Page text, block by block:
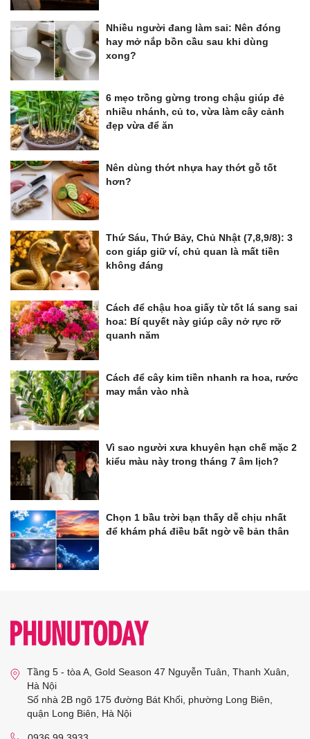
Nhiều người đang làm sai: Nên đóng
hay mở nắp bồn cầu sau khi dùng
xong?
6 mẹo trồng gừng trong chậu giúp đẻ
nhiều nhánh, củ to, vừa làm cây cảnh
đẹp vừa để ăn
Nên dùng thớt nhựa hay thớt gỗ tốt
hơn?
Thứ Sáu, Thứ Bảy, Chủ Nhật (7,8,9/8): 3
con giáp giữ ví, chủ quan là mất tiền
không đáng
Cách để chậu hoa giấy từ tốt lá sang sai
hoa: Bí quyết này giúp cây nở rực rỡ
quanh năm
Cách để cây kim tiền nhanh ra hoa, rước
may mắn vào nhà
Vì sao người xưa khuyên hạn chế mặc 2
kiểu màu này trong tháng 7 âm lịch?
Chọn 1 bầu trời bạn thấy dễ chịu nhất
để khám phá điều bất ngờ về bản thân
Tầng 5 - tòa A, Gold Season 47 Nguyễn Tuân, Thanh Xuân,
Hà Nội
Số nhà 2B ngõ 175 đường Bát Khối, phường Long Biên,
quận Long Biên, Hà Nội